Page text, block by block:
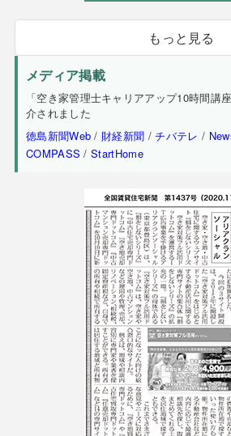
もっと見る
メディア掲載
「空き家管理士キャリアアップ10時間講
介されました
徳島新聞Web / 財経新聞 /チバテレ /
COMPASS /StartHome